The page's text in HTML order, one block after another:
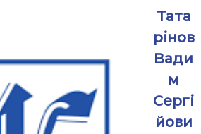
Тата
рінов
Вади
м
Сергі
йови